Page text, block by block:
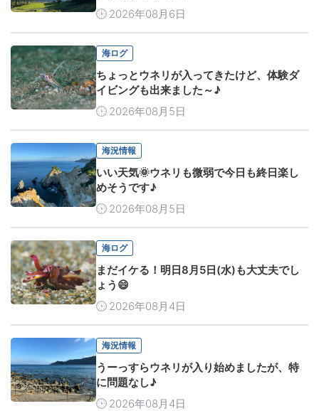
2026年08月6日
海ログ
ちょっとウネリが入ってきたけど、体験ダ
イビングも出来ました～♪
2026年08月5日
海況情報
いい天気🌞ウネリも微弱で今日も終日楽し
めそうです♪
2026年08月5日
海ログ
まだイケる！明日8月5日(水)も大丈夫でし
ょう😄
2026年08月4日
海況情報
うーっすらウネリが入り始めましたが、特
に問題なし♪
2026年08月4日